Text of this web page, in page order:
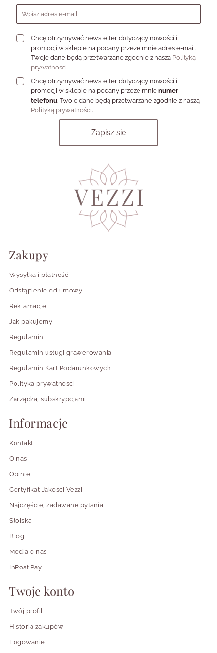
była w zgodzie z najnowszymi trendami. Co więcej, możesz u nas
liczyć na konkurencyjne ceny, dzięki czemu każda kobieta może
pozwolić sobie na piękny naszyjnik.
Chcę otrzymywać newsletter dotyczący nowości i
promocji w sklepie na podany przeze mnie adres e-mail.
Twoje dane będą przetwarzane zgodnie z naszą Polityką
prywatności.
Chcę otrzymywać newsletter dotyczący nowości i
promocji w sklepie na podany przeze mnie numer
telefonu. Twoje dane będą przetwarzane zgodnie z naszą
Polityką prywatności.
Zakupy
Wysyłka i płatność
Odstąpienie od umowy
Reklamacje
Jak pakujemy
Regulamin
Regulamin usługi grawerowania
Regulamin Kart Podarunkowych
Polityka prywatności
Zarządzaj subskrypcjami
Informacje
Kontakt
O nas
Opinie
Certyfikat Jakości Vezzi
Najczęściej zadawane pytania
Stoiska
Blog
Media o nas
InPost Pay
Twoje konto
Twój profil
Historia zakupów
Logowanie